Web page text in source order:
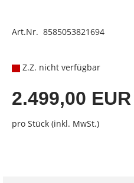
Art.Nr. 8585053821694
Z.Z. nicht verfügbar
2.499,00 EUR
pro Stück (inkl. MwSt.)